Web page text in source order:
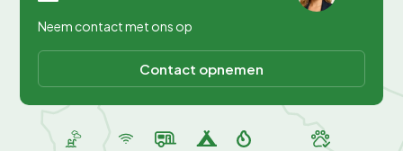
Neem contact met ons op
Contact opnemen